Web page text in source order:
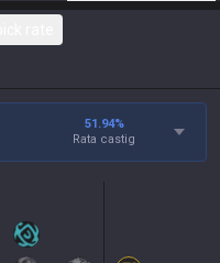
51.94%
Rata castig